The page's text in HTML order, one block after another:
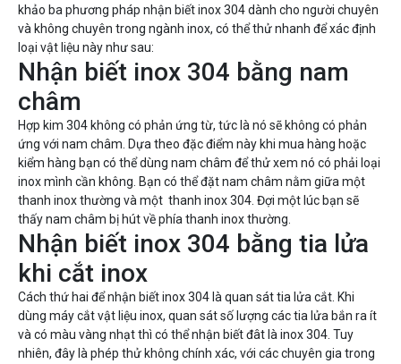
khảo ba phương pháp nhận biết inox 304 dành cho người chuyên
và không chuyên trong ngành inox, có thể thử nhanh để xác định
loại vật liệu này như sau:
Nhận biết inox 304 bằng nam
châm
Hợp kim 304 không có phản ứng từ, tức là nó sẽ không có phản
ứng với nam châm. Dựa theo đặc điểm này khi mua hàng hoặc
kiểm hàng bạn có thể dùng nam châm để thử xem nó có phải loại
inox mình cần không. Bạn có thể đặt nam châm nằm giữa một
thanh inox thường và một thanh inox 304. Đợi một lúc bạn sẽ
thấy nam châm bị hút về phía thanh inox thường.
Nhận biết inox 304 bằng tia lửa
khi cắt inox
Cách thứ hai để nhận biết inox 304 là quan sát tia lửa cắt. Khi
dùng máy cắt vật liệu inox, quan sát số lượng các tia lửa bắn ra ít
và có màu vàng nhạt thì có thể nhận biết đât là inox 304. Tuy
nhiên, đây là phép thử không chính xác, với các chuyên gia trong